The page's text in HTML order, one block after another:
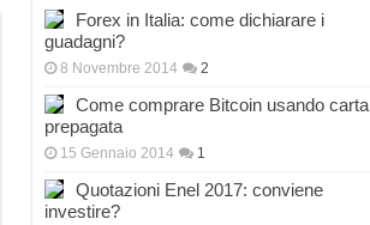
Forex in Italia: come dichiarare i
guadagni?
8 Novembre 2014 2
Come comprare Bitcoin usando carta
prepagata
15 Gennaio 2014 1
Quotazioni Enel 2017: conviene
investire?